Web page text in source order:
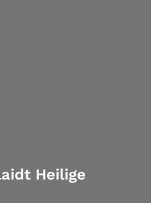
Heilige